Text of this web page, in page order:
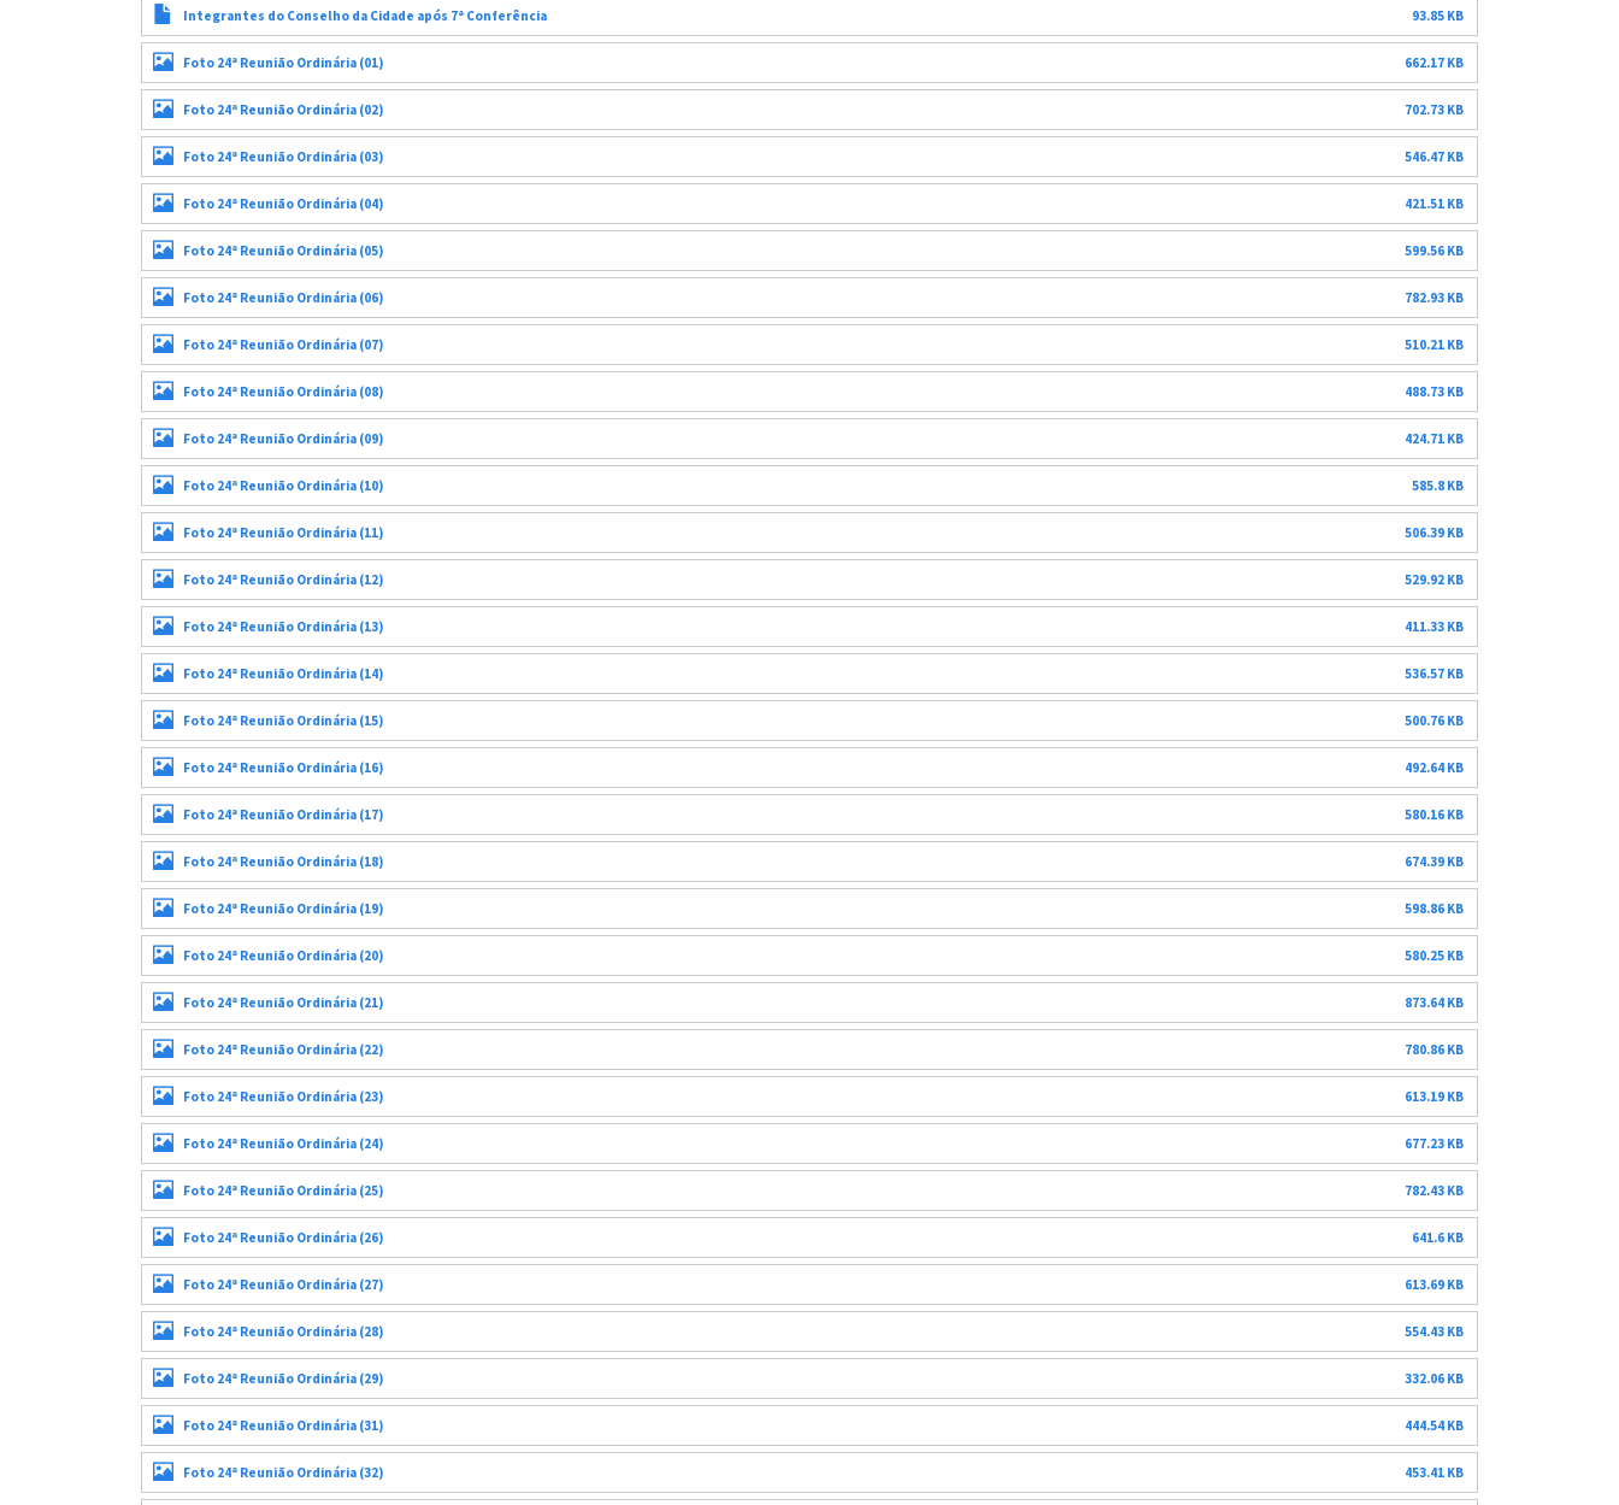
Integrantes do Conselho da Cidade após 7ª Conferência 93.85 KB
Foto 24ª Reunião Ordinária (01) 662.17 KB
Foto 24ª Reunião Ordinária (02) 702.73 KB
Foto 24ª Reunião Ordinária (03) 546.47 KB
Foto 24ª Reunião Ordinária (04) 421.51 KB
Foto 24ª Reunião Ordinária (05) 599.56 KB
Foto 24ª Reunião Ordinária (06) 782.93 KB
Foto 24ª Reunião Ordinária (07) 510.21 KB
Foto 24ª Reunião Ordinária (08) 488.73 KB
Foto 24ª Reunião Ordinária (09) 424.71 KB
Foto 24ª Reunião Ordinária (10) 585.8 KB
Foto 24ª Reunião Ordinária (11) 506.39 KB
Foto 24ª Reunião Ordinária (12) 529.92 KB
Foto 24ª Reunião Ordinária (13) 411.33 KB
Foto 24ª Reunião Ordinária (14) 536.57 KB
Foto 24ª Reunião Ordinária (15) 500.76 KB
Foto 24ª Reunião Ordinária (16) 492.64 KB
Foto 24ª Reunião Ordinária (17) 580.16 KB
Foto 24ª Reunião Ordinária (18) 674.39 KB
Foto 24ª Reunião Ordinária (19) 598.86 KB
Foto 24ª Reunião Ordinária (20) 580.25 KB
Foto 24ª Reunião Ordinária (21) 873.64 KB
Foto 24ª Reunião Ordinária (22) 780.86 KB
Foto 24ª Reunião Ordinária (23) 613.19 KB
Foto 24ª Reunião Ordinária (24) 677.23 KB
Foto 24ª Reunião Ordinária (25) 782.43 KB
Foto 24ª Reunião Ordinária (26) 641.6 KB
Foto 24ª Reunião Ordinária (27) 613.69 KB
Foto 24ª Reunião Ordinária (28) 554.43 KB
Foto 24ª Reunião Ordinária (29) 332.06 KB
Foto 24ª Reunião Ordinária (31) 444.54 KB
Foto 24ª Reunião Ordinária (32) 453.41 KB